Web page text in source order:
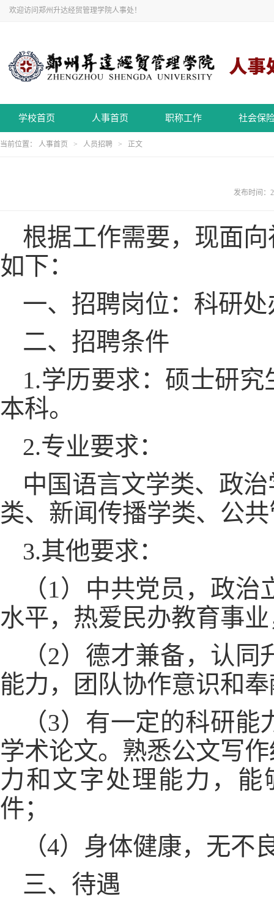
欢迎访问郑州升达经贸管理学院人事处！
学校首页 人事首页 职称工作 社会保
当前位置： 人事首页 > 人员招聘 > 正文
发布时间：
根据工作需要，现面
如下：
一、招聘岗位：科研
二、招聘条件
1.学历要求：硕士研究
本科。
2.专业要求：
中国语言文学类、政
类、新闻传播学类、公
3.其他要求：
（1）中共党员，政
水平，热爱民办教育事
（2）德才兼备，认
能力，团队协作意识和
（3）有一定的科研
学术论文。熟悉公文写
力和文字处理能力，能
件；
（4）身体健康，无
三、待遇